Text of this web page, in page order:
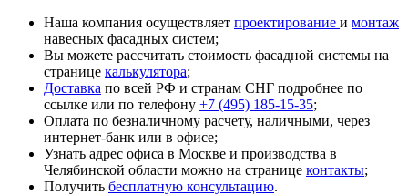
Наша компания осуществляет проектирование и монтаж
навесных фасадных систем;
Вы можете рассчитать стоимость фасадной системы на
странице калькулятора;
Доставка по всей РФ и странам СНГ подробнее по
ссылке или по телефону +7 (495) 185-15-35;
Оплата по безналичному расчету, наличными, через
интернет-банк или в офисе;
Узнать адрес офиса в Москве и производства в
Челябинской области можно на странице контакты;
Получить бесплатную консультацию.